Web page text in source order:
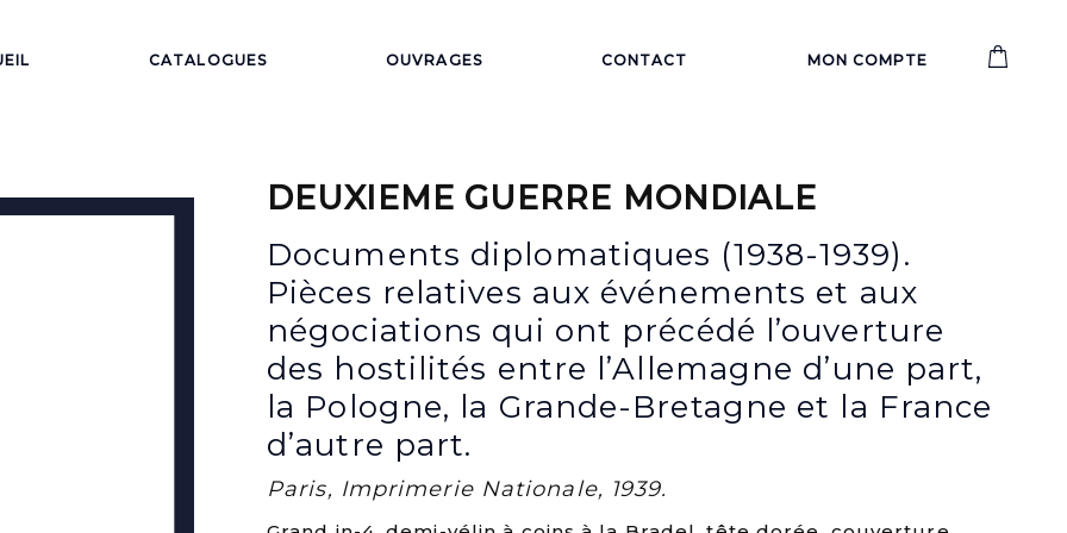
CATALOGUES OUVRAGES CONTACT MON COMPTE
DEUXIEME GUERRE MONDIALE
Documents diplomatiques (1938-1939).
Pièces relatives aux événements et aux
négociations qui ont précédé l’ouverture
des hostilités entre l’Allemagne d’une part,
la Pologne, la Grande-Bretagne et la France
d’autre part.
Paris, Imprimerie Nationale, 1939.